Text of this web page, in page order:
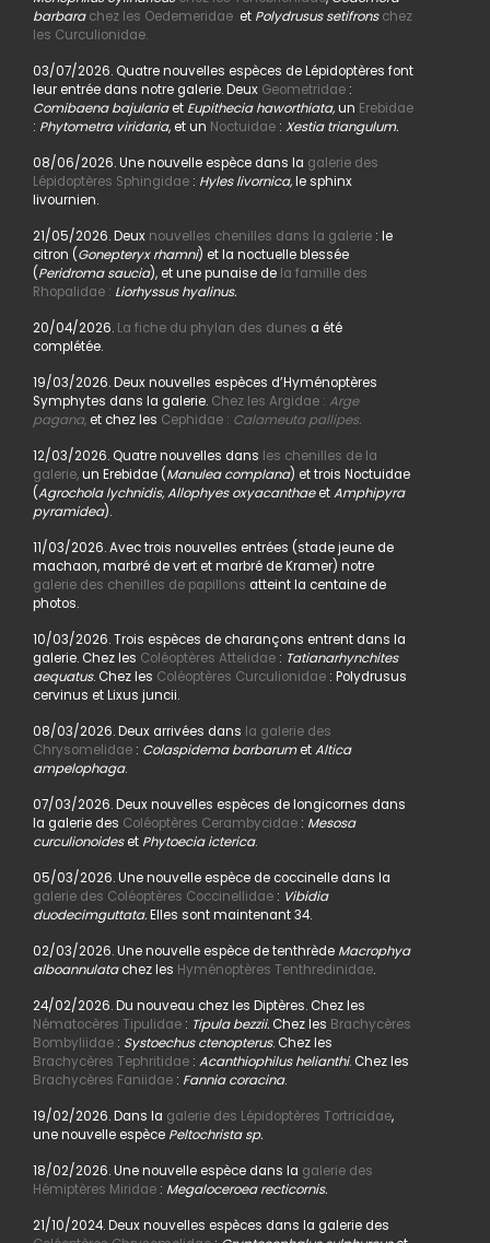
barbara chez les Oedemeridaeet Polydrusus setifrons chez
les Curculionidae.
03/07/2026. Quatre nouvelles espèces de Lépidoptères font
leur entrée dans notre galerie. Deux Geometridae:
Comibaena bajulariaet Eupithecia haworthiata,un Erebidae
: Phytometra viridaria, et un Noctuidae: Xestia triangulum.
08/06/2026. Une nouvelle espèce dans la galerie des
Lépidoptères Sphingidae: Hyles livornica,le sphinx
livournien.
21/05/2026. Deux nouvelles chenilles dans la galerie : le
citron (Gonepteryx rhamni) et la noctuelle blessée
(Peridroma saucia), et une punaise dela famille des
Rhopalidae : Liorhyssus hyalinus.
20/04/2026. La fiche du phylan des dunes a été
complétée.
19/03/2026. Deux nouvelles espèces d’Hyménoptères
Symphytes dans la galerie. Chez les Argidae : Arge
pagana,et chez les Cephidae : Calameuta pallipes.
12/03/2026. Quatre nouvelles dans les chenilles de la
galerie,un Erebidae (Manulea complana) et trois Noctuidae
(Agrochola lychnidis, Allophyes oxyacanthaeetAmphipyra
pyramidea).
11/03/2026. Avec trois nouvelles entrées (stade jeune de
machaon, marbré de vert et marbré de Kramer) notre
galerie des chenilles de papillons atteint la centaine de
photos.
10/03/2026. Trois espèces de charançons entrent dans la
galerie. Chez les Coléoptères Attelidae: Tatianarhynchites
aequatus. Chez les Coléoptères Curculionidae: Polydrusus
cervinus et Lixus juncii.
08/03/2026. Deux arrivées dans la galerie des
Chrysomelidae: Colaspidema barbarumetAltica
ampelophaga.
07/03/2026. Deux nouvelles espèces de longicornes dans
la galerie des Coléoptères Cerambycidae: Mesosa
curculionoideset Phytoecia icterica.
05/03/2026. Une nouvelle espèce de coccinelle dans la
galerie des Coléoptères Coccinellidae: Vibidia
duodecimguttata.Elles sont maintenant 34.
02/03/2026. Une nouvelle espèce de tenthrède Macrophya
alboannulatachez les Hyménoptères Tenthredinidae.
24/02/2026. Du nouveau chez les Diptères. Chez les
Nématocères Tipulidae: Tipula bezzii. Chez les Brachycères
Bombyliidae: Systoechus ctenopterus. Chez les
Brachycères Tephritidae: Acanthiophilus helianthi. Chez les
Brachycères Faniidae: Fannia coracina.
19/02/2026. Dans la galerie des Lépidoptères Tortricidae,
une nouvelle espèce Peltochrista sp.
18/02/2026. Une nouvelle espèce dans la galerie des
Hémiptères Miridae: Megaloceroea recticornis.
21/10/2024. Deux nouvelles espèces dans la galerie des